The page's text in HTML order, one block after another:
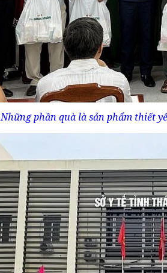
Những phần quà là sản phẩm thiết